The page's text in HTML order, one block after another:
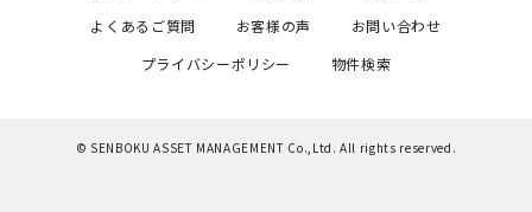
よくあるご質問
お客様の声
お問い合わせ
プライバシーポリシー
物件検索
© SENBOKU ASSET MANAGEMENT Co.,Ltd. All rights reserved.